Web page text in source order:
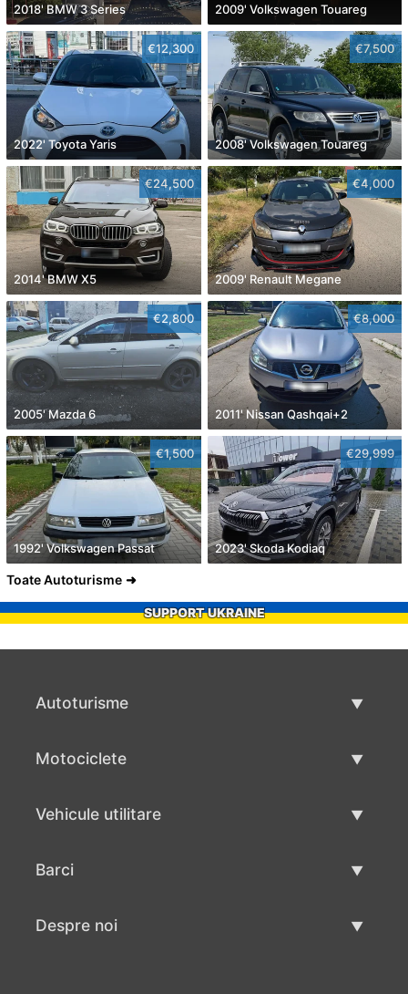
2018' BMW 3 Series 2009' Volkswagen Touareg
€12,300
2022' Toyota Yaris
€7,500
2008' Volkswagen Touareg
€24,500
2014' BMW X5
€4,000
2009' Renault Megane
€2,800
2005' Mazda 6
€8,000
2011' Nissan Qashqai+2
€1,500
1992' Volkswagen Passat
€29,999
2023' Skoda Kodiaq
Toate Autoturisme
SUPPORT UKRAINE
Autoturisme
Motociclete
Vehicule utilitare
Barci
Despre noi